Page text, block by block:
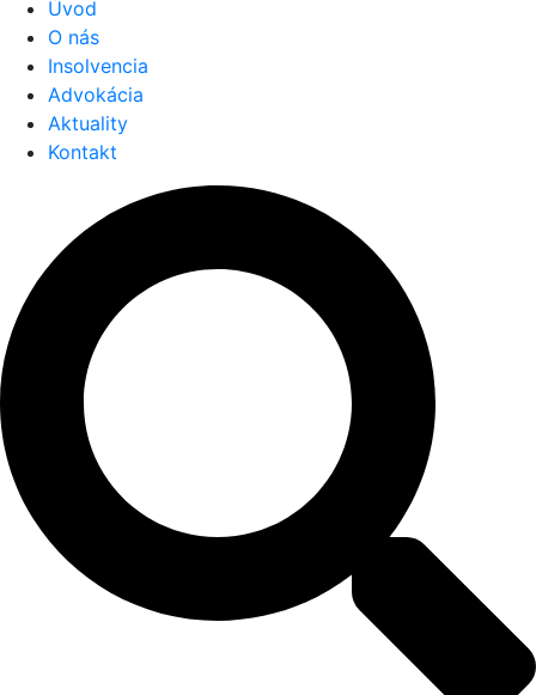
Úvod
O nás
Insolvencia
Advokácia
Aktuality
Kontakt